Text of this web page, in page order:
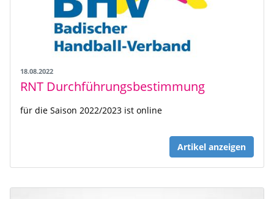
18.08.2022
RNT Durchführungsbestimmung
für die Saison 2022/2023 ist online
Artikel anzeigen